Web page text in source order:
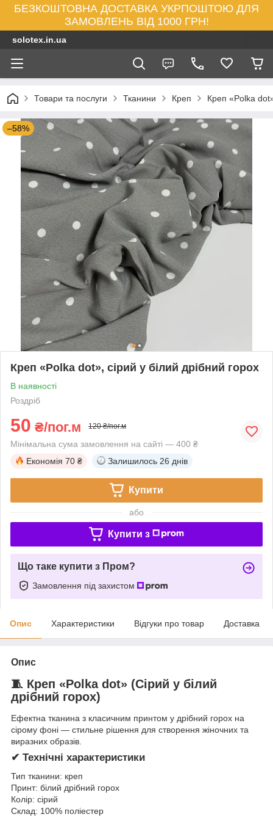
БЕЗКОШТОВНА ДОСТАВКА УКРПОШТОЮ ДЛЯ
ЗАМОВЛЕНЬ ВІД 1000 ГРН!
solotex.in.ua
Товари та послуги Тканини Креп Креп «Polka
–58%
Креп «Polka dot», сірий у білий дрібний горох
В наявності
Роздріб
50 ₴/пог.м 120 ₴/пог.м
Мінімальна сума замовлення на сайті — 400 ₴
Економія 70 ₴ Залишилось 26 днів
Купити
або
Купити з
Що таке купити з Пром?
Замовлення під захистом
Опис Характеристики Відгуки про товар Доставка
Опис
🧵 Креп «Polka dot» (Сірий у білий
дрібний горох)
Ефектна тканина з класичним принтом у дрібний горох на
сірому фоні — стильне рішення для створення жіночних та
виразних образів.
✔ Технічні характеристики
Тип тканини: креп
Принт: білий дрібний горох
Колір: сірий
Склад: 100% поліестер